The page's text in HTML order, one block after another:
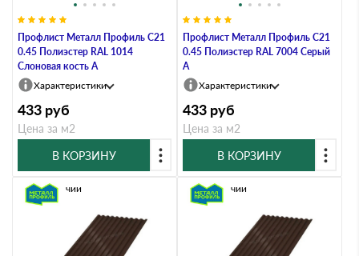
Профлист Металл Профиль C21
0.45 Полиэстер RAL 1014
Слоновая кость A
Характеристики
433 руб
Цена за м2
В КОРЗИНУ
Профлист Металл Профиль C21
0.45 Полиэстер RAL 7004 Серый
A
Характеристики
433 руб
Цена за м2
В КОРЗИНУ
В наличии В наличии